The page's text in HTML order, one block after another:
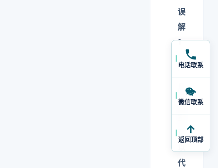
误
解
1
淋
室
代
电话联系
微信联系
返回顶部